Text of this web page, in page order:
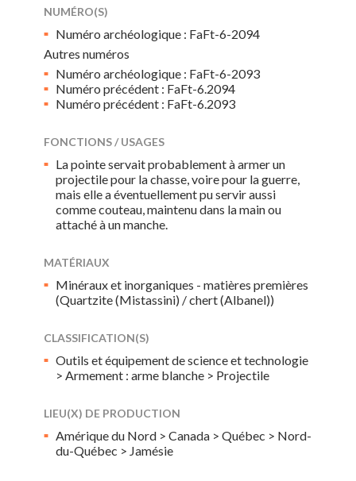
NUMÉRO(S)
Numéro archéologique : FaFt-6-2094
Autres numéros
Numéro archéologique : FaFt-6-2093
Numéro précédent : FaFt-6.2094
Numéro précédent : FaFt-6.2093
FONCTIONS / USAGES
La pointe servait probablement à armer un
projectile pour la chasse, voire pour la guerre,
mais elle a éventuellement pu servir aussi
comme couteau, maintenu dans la main ou
attaché à un manche.
MATÉRIAUX
Minéraux et inorganiques - matières premières
(Quartzite (Mistassini) / chert (Albanel))
CLASSIFICATION(S)
Outils et équipement de science et technologie
> Armement : arme blanche > Projectile
LIEU(X) DE PRODUCTION
Amérique du Nord > Canada > Québec > Nord-
du-Québec > Jamésie